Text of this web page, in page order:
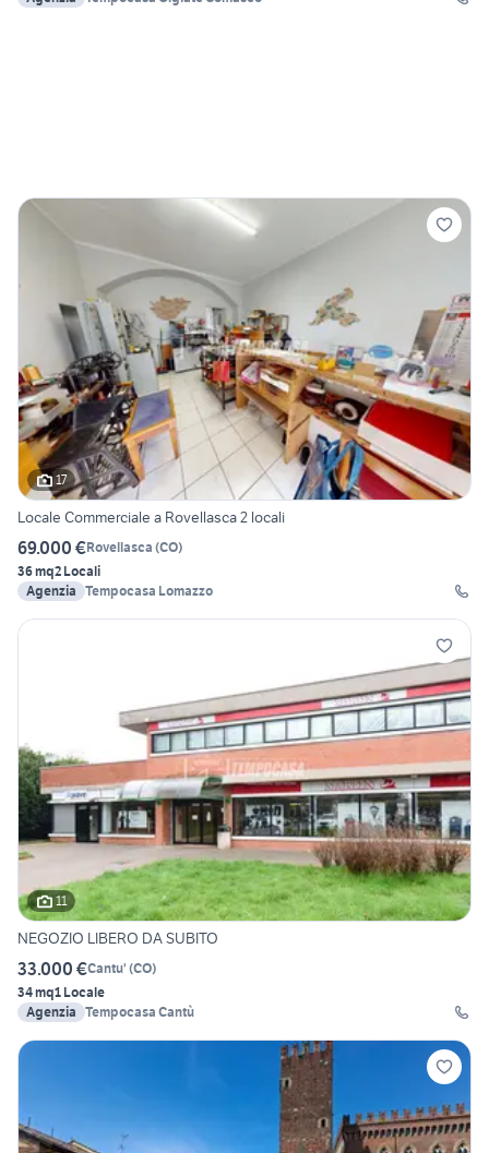
17
Locale Commerciale a Rovellasca 2 locali
69.000 €Rovellasca (CO)
36 mq2 Locali
Agenzia Tempocasa Lomazzo
11
NEGOZIO LIBERO DA SUBITO
33.000 €Cantu' (CO)
34 mq1 Locale
Agenzia Tempocasa Cantù